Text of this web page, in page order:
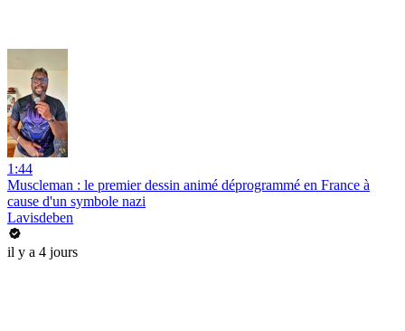
1:44
Muscleman : le premier dessin animé déprogrammé en France à
cause d'un symbole nazi
Lavisdeben
il y a 4 jours